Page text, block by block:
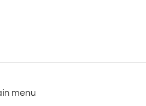
menu